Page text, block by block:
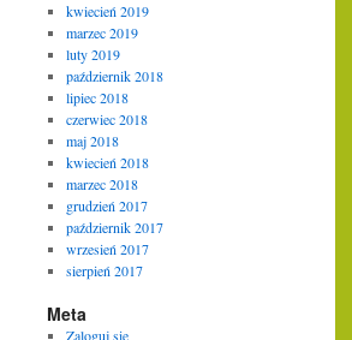
kwiecień 2019
marzec 2019
luty 2019
październik 2018
lipiec 2018
czerwiec 2018
maj 2018
kwiecień 2018
marzec 2018
grudzień 2017
październik 2017
wrzesień 2017
sierpień 2017
Meta
Zaloguj się